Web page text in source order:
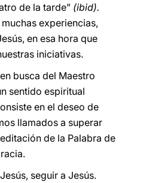
de la tarde” (ibid).
experiencias,
en esa hora que
iniciativas.
busca del Maestro
sentido espiritual
en el deseo de
llamados a superar
de la Palabra de
seguir a Jesús.